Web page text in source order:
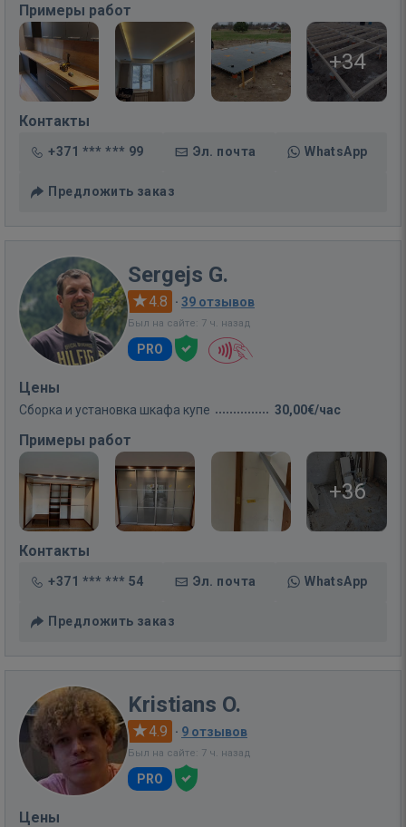
Примеры работ
+34
Контакты
+371 *** *** 99 Эл. почта WhatsApp
Предложить заказ
Sergejs G.
4.8 · 39 отзывов
Был на сайте: 7 ч. назад
PRO
Цены
Сборка и установка шкафа купе 30,00€/час
Примеры работ
+36
Контакты
+371 *** *** 54 Эл. почта WhatsApp
Предложить заказ
Kristians O.
4.9 · 9 отзывов
Был на сайте: 7 ч. назад
PRO
Цены